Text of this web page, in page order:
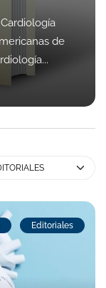
de
Editoriales